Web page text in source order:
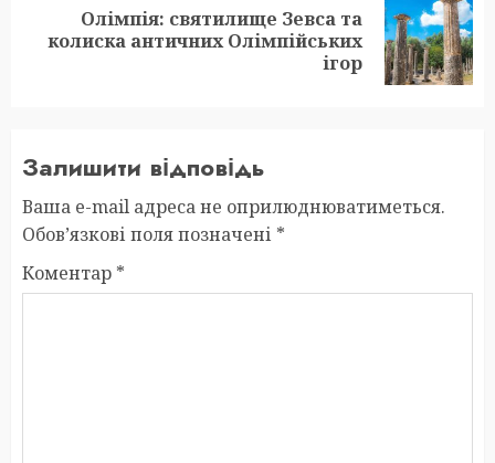
Next
Олімпія: святилище Зевса та
колиска античних Олімпійських
ігор
Залишити відповідь
Ваша e-mail адреса не оприлюднюватиметься.
Обов’язкові поля позначені *
Коментар *